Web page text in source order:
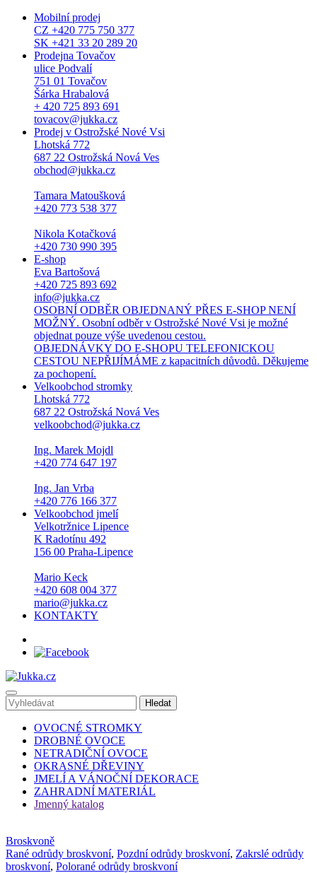
Mobilní prodej
CZ +420 775 750 377
SK +421 33 20 289 20
Prodejna Tovačov
ulice Podvalí
751 01 Tovačov
Šárka Hrabalová
+ 420 725 893 691
tovacov@jukka.cz
Prodej v Ostrožské Nové Vsi
Lhotská 772
687 22 Ostrožská Nová Ves
obchod@jukka.cz
Tamara Matoušková
+420 773 538 377
Nikola Kotačková
+420 730 990 395
E-shop
Eva Bartošová
+420 725 893 692
info@jukka.cz
OSOBNÍ ODBĚR OBJEDNANÝ PŘES E-SHOP NENÍ
MOŽNÝ. Osobní odběr v Ostrožské Nové Vsi je možné
objednat pouze výše uvedenou cestou.
OBJEDNÁVKY DO E-SHOPU TELEFONICKOU
CESTOU NEPŘIJÍMÁME z kapacitních důvodů. Děkujeme
za pochopení.
Velkoobchod stromky
Lhotská 772
687 22 Ostrožská Nová Ves
velkoobchod@jukka.cz
Ing. Marek Mojdl
+420 774 647 197
Ing. Jan Vrba
+420 776 166 377
Velkoobchod jmelí
Velkotržnice Lipence
K Radotínu 492
156 00 Praha-Lipence
Mario Keck
+420 608 004 377
mario@jukka.cz
KONTAKTY
OVOCNÉ STROMKY
DROBNÉ OVOCE
NETRADIČNÍ OVOCE
OKRASNÉ DŘEVINY
JMELÍ A VÁNOČNÍ DEKORACE
ZAHRADNÍ MATERIÁL
Jmenný katalog
Broskvoně
Rané odrůdy broskvoní, Pozdní odrůdy broskvoní, Zakrslé odrůdy
broskvoní, Polorané odrůdy broskvoní